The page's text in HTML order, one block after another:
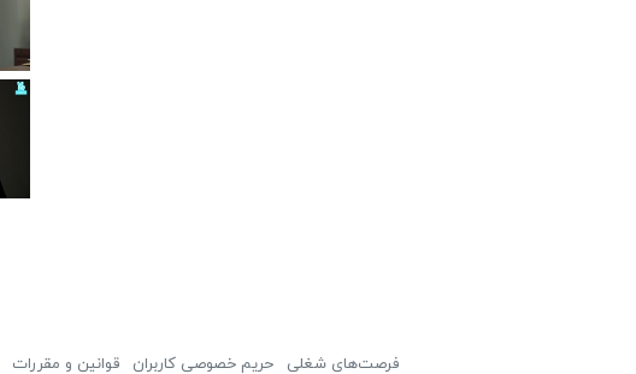
فرصت‌های شغلی حریم خصوصی کاربران قوانین و مقررات